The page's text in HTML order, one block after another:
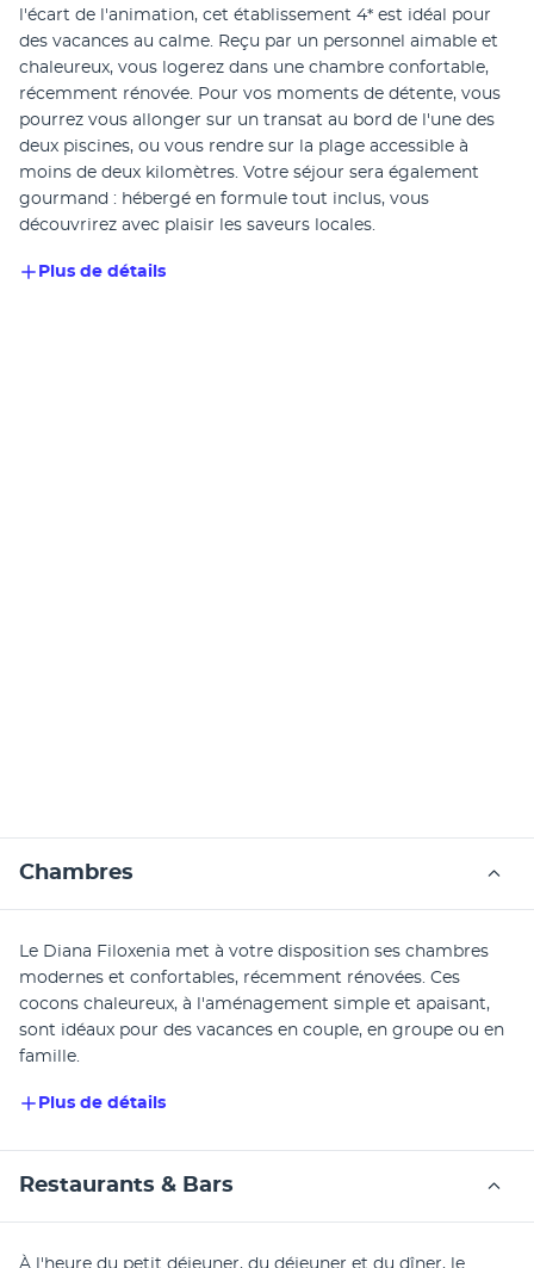
l'écart de l'animation, cet établissement 4* est idéal pour
des vacances au calme. Reçu par un personnel aimable et
chaleureux, vous logerez dans une chambre confortable,
récemment rénovée. Pour vos moments de détente, vous
pourrez vous allonger sur un transat au bord de l'une des
deux piscines, ou vous rendre sur la plage accessible à
moins de deux kilomètres. Votre séjour sera également
gourmand : hébergé en formule tout inclus, vous
découvrirez avec plaisir les saveurs locales.
Plus de détails
Chambres
Le Diana Filoxenia met à votre disposition ses chambres
modernes et confortables, récemment rénovées. Ces
cocons chaleureux, à l'aménagement simple et apaisant,
sont idéaux pour des vacances en couple, en groupe ou en
famille.
Plus de détails
Restaurants & Bars